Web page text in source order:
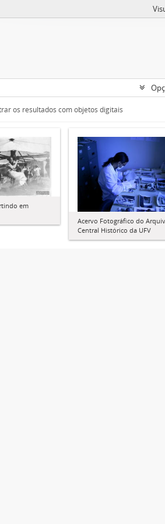
os resultados com objetos digitais
em
Acervo Fotográfico do
Central Histórico da UFV